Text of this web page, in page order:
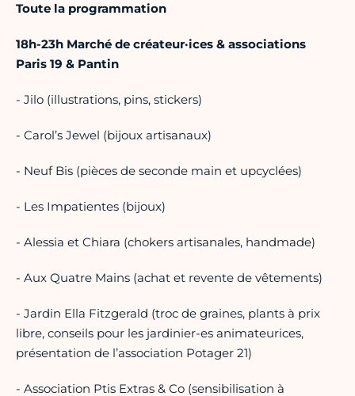
Toute la programmation
18h-23h Marché de créateur·ices & associations
Paris 19 & Pantin
- Jilo (illustrations, pins, stickers)
- Carol’s Jewel (bijoux artisanaux)
- Neuf Bis (pièces de seconde main et upcyclées)
- Les Impatientes (bijoux)
- Alessia et Chiara (chokers artisanales, handmade)
- Aux Quatre Mains (achat et revente de vêtements)
- Jardin Ella Fitzgerald (troc de graines, plants à prix
libre, conseils pour les jardinier-es animateurices,
présentation de l’association Potager 21)
- Association Ptis Extras & Co (sensibilisation à